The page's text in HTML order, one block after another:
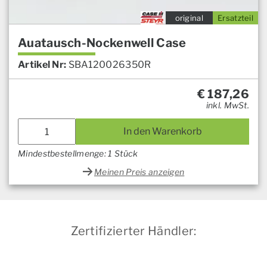
Ersatzteil
original
Auatausch-Nockenwell Case
Artikel Nr: SBA120026350R
€187,26
inkl. MwSt.
In den Warenkorb
Mindestbestellmenge: 1 Stück
Meinen Preis anzeigen
Zertifizierter Händler: